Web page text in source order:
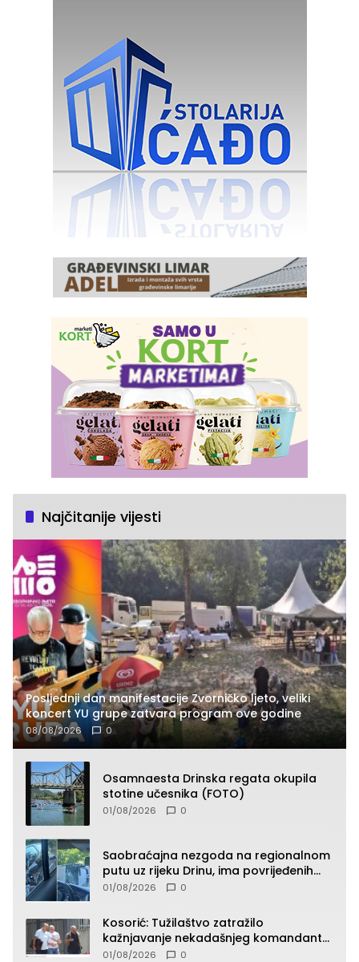
Najčitanije vijesti
Posljednji dan manifestacije Zvorničko ljeto, veliki
koncert YU grupe zatvara program ove godine
08/08/2026 0
Osamnaesta Drinska regata okupila
stotine učesnika (FOTO)
01/08/2026 0
Saobraćajna nezgoda na regionalnom
putu uz rijeku Drinu, ima povrijeđenih
lica (FOTO)
01/08/2026 0
Kosorić: Tužilaštvo zatražilo
kažnjavanje nekadašnjeg komandanta
Vlaseničke brigade
01/08/2026 0